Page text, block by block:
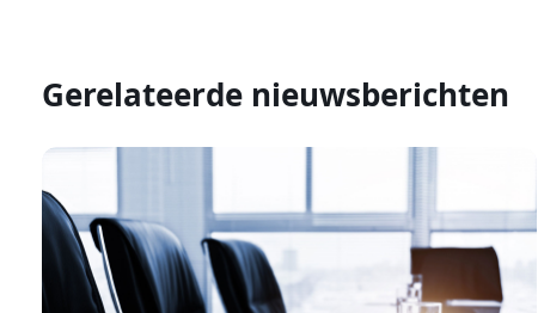
Gerelateerde nieuwsberichten